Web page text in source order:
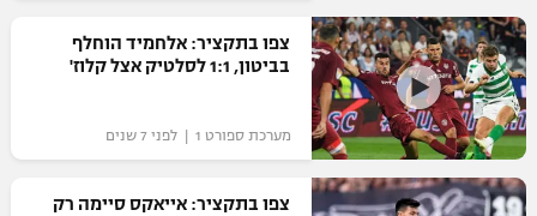
מדיניות פרטיות
תקנון פעילות ספורט 1
רשיון להקרנה פומבית לבית עסק
הצטרפות לחבילת הערוצים
גיימינג E-Sports
צפו בתקציר: אלחמיד הוחלף
בביטון, 1:1 לסלטיק אצל קלוז'
מערכת ספורט 1 | לפני 7 שנים
צפו בתקציר: אייאקס סיימה רק